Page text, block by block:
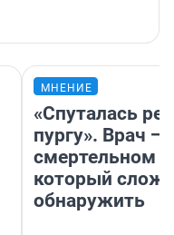
МНЕНИЕ
«Спуталась
пургу». Врач —
смертельном
который
обнаружить